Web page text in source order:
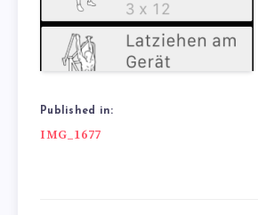
Published in:
Beitragsnavigation
IMG_1677